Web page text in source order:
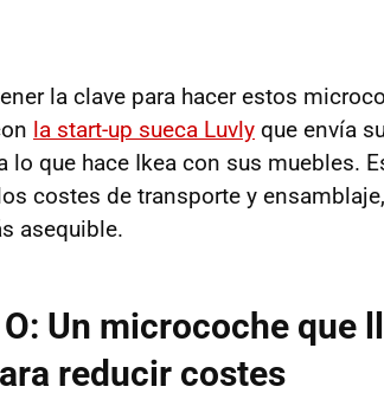
la clave para hacer estos
la start-up sueca Luvly que envía
lo que hace Ikea con sus muebles.
costes de transporte y
asequible.
Un microcoche que
reducir costes